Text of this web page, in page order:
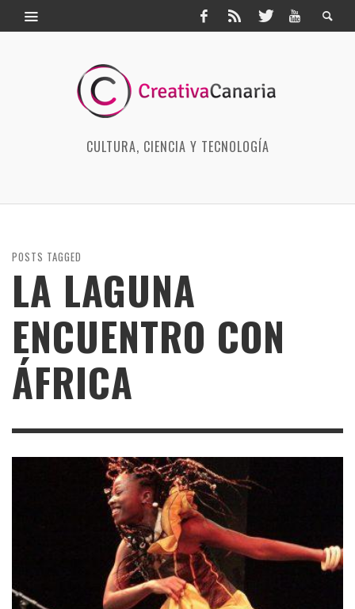
CULTURA, CIENCIA Y TECNOLOGÍA
POSTS TAGGED
LA LAGUNA
ENCUENTRO CON
ÁFRICA